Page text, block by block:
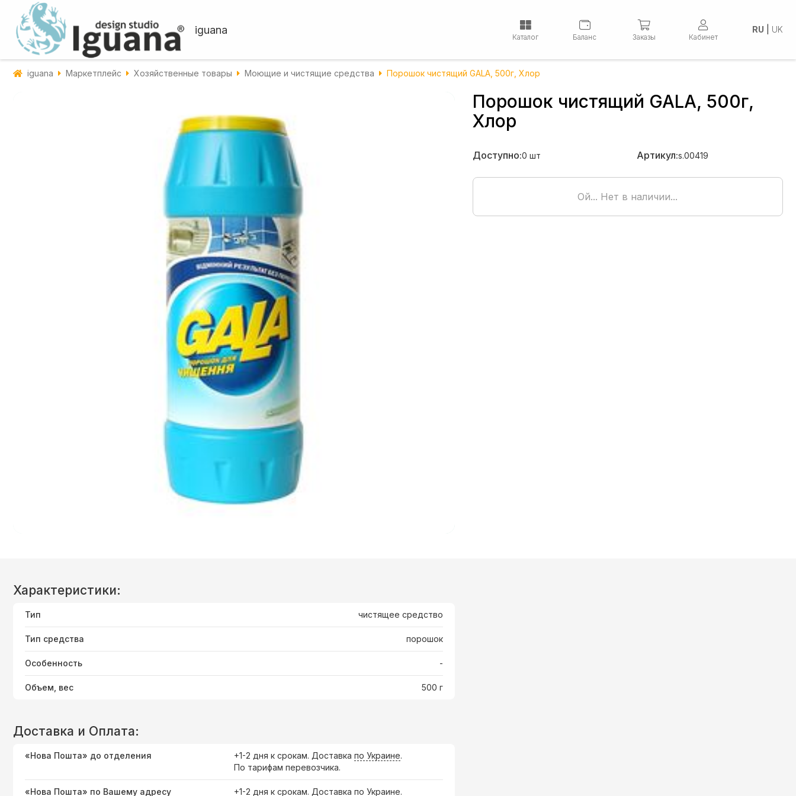
iguana
Каталог Баланс Заказы Кабинет
RU UK
iguana Маркетплейс Хозяйственные товары Моющие и чистящие средства Порошок чистящий GALA, 500г, Хлор
Порошок чистящий GALA, 500г,
Хлор
Доступно:0 шт Артикул:s.00419
Ой... Нет в наличии...
Характеристики:
Тип чистящее средство
Тип средства порошок
Особенность -
Объем, вес 500 г
Доставка и Оплата:
«Нова Пошта» до отделения +1-2 дня к срокам. Доставка по Украине.
По тарифам перевозчика.
«Нова Пошта» по Вашему адресу +1-2 дня к срокам. Доставка по Украине.